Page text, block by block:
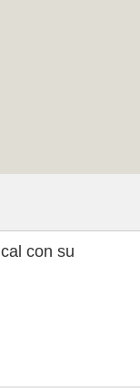
con su